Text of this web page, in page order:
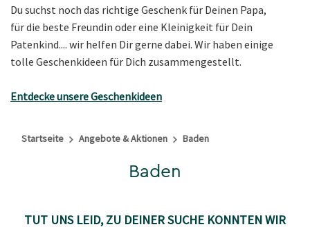
Du suchst noch das richtige Geschenk für Deinen Papa,
für die beste Freundin oder eine Kleinigkeit für Dein
Patenkind.... wir helfen Dir gerne dabei. Wir haben einige
tolle Geschenkideen für Dich zusammengestellt.
Entdecke unsere Geschenkideen
Startseite Angebote & Aktionen Baden
Baden
TUT UNS LEID, ZU DEINER SUCHE KONNTEN WIR